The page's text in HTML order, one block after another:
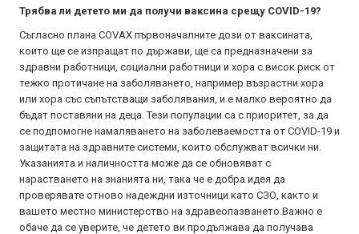
Трябва ли детето ми да получи ваксина срещу COVID-19?
Съгласно плана COVAX първоначалните дози от ваксината,
които ще се изпращат по държави, ще са предназначени за
здравни работници, социални работници и хора с висок риск от
тежко протичане на заболяването, например възрастни хора
или хора със съпътстващи заболявания, и е малко вероятно да
бъдат поставяни на деца. Тези популации са с приоритет, за да
се подпомогне намаляването на заболеваемостта от COVID-19 и
защитата на здравните системи, които обслужват всички ни.
Указанията и наличността може да се обновяват с
нарастването на знанията ни, така че е добра идея да
проверявате отново надеждни източници като СЗО, както и
вашето местно министерство на здравеопазването.Важно е
обаче да се уверите, че детето ви продължава да получава